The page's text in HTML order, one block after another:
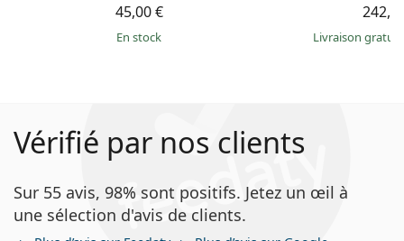
45,00 €
en stock Livraison
Vérifié par nos clients
Sur 55 avis, 98% sont positifs. Jetez un œil à
une sélection d'avis de clients.